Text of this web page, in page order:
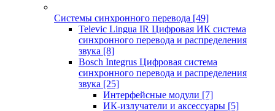
Системы синхронного перевода [49]
Televic Lingua IR Цифровая ИК система
синхронного перевода и распределения
звука [8]
Bosch Integrus Цифровая система
синхронного перевода и распределения
звука [25]
Интерфейсные модули [7]
ИК-излучатели и аксессуары [5]